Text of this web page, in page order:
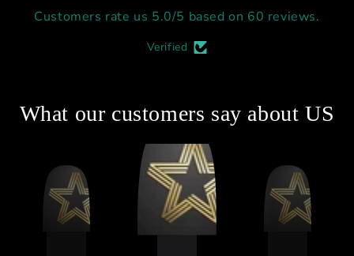
Customers rate us 5.0/5 based on 60 reviews.
Verified
What our customers say about US